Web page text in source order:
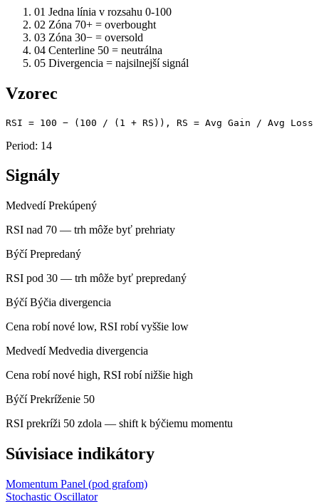
01 Jedna línia v rozsahu 0-100
02 Zóna 70+ = overbought
03 Zóna 30− = oversold
04 Centerline 50 = neutrálna
05 Divergencia = najsilnejší signál
Vzorec
RSI = 100 − (100 / (1 + RS)), RS = Avg Gain / Avg Loss
Period: 14
Signály
MedvedíPrekúpený
RSI nad 70 — trh môže byť prehriaty
BýčíPrepredaný
RSI pod 30 — trh môže byť prepredaný
BýčíBýčia divergencia
Cena robí nové low, RSI robí vyššie low
MedvedíMedvedia divergencia
Cena robí nové high, RSI robí nižšie high
BýčíPrekríženie 50
RSI prekríži 50 zdola — shift k býčiemu momentu
Súvisiace indikátory
Momentum Panel (pod grafom)
Stochastic Oscillator